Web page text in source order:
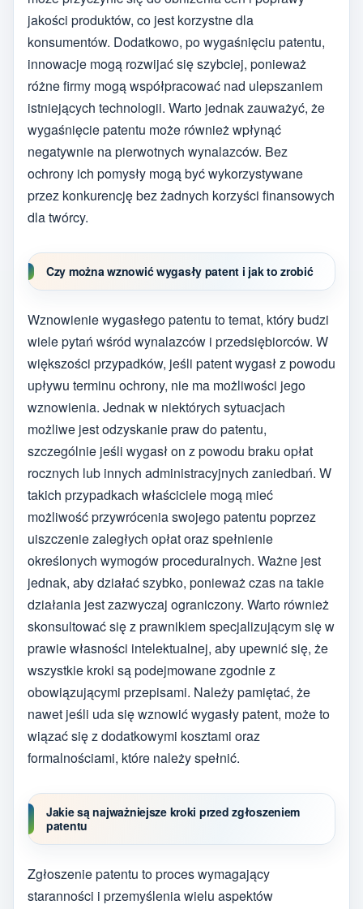
jakości produktów, co jest korzystne dla
konsumentów. Dodatkowo, po wygaśnięciu patentu,
innowacje mogą rozwijać się szybciej, ponieważ
różne firmy mogą współpracować nad ulepszaniem
istniejących technologii. Warto jednak zauważyć, że
wygaśnięcie patentu może również wpłynąć
negatywnie na pierwotnych wynalazców. Bez
ochrony ich pomysły mogą być wykorzystywane
przez konkurencję bez żadnych korzyści finansowych
dla twórcy.
Czy można wznowić wygasły patent i jak to zrobić
Wznowienie wygasłego patentu to temat, który budzi
wiele pytań wśród wynalazców i przedsiębiorców. W
większości przypadków, jeśli patent wygasł z powodu
upływu terminu ochrony, nie ma możliwości jego
wznowienia. Jednak w niektórych sytuacjach
możliwe jest odzyskanie praw do patentu,
szczególnie jeśli wygasł on z powodu braku opłat
rocznych lub innych administracyjnych zaniedbań. W
takich przypadkach właściciele mogą mieć
możliwość przywrócenia swojego patentu poprzez
uiszczenie zaległych opłat oraz spełnienie
określonych wymogów proceduralnych. Ważne jest
jednak, aby działać szybko, ponieważ czas na takie
działania jest zazwyczaj ograniczony. Warto również
skonsultować się z prawnikiem specjalizującym się w
prawie własności intelektualnej, aby upewnić się, że
wszystkie kroki są podejmowane zgodnie z
obowiązującymi przepisami. Należy pamiętać, że
nawet jeśli uda się wznowić wygasły patent, może to
wiązać się z dodatkowymi kosztami oraz
formalnościami, które należy spełnić.
Jakie są najważniejsze kroki przed zgłoszeniem
patentu
Zgłoszenie patentu to proces wymagający
staranności i przemyślenia wielu aspektów